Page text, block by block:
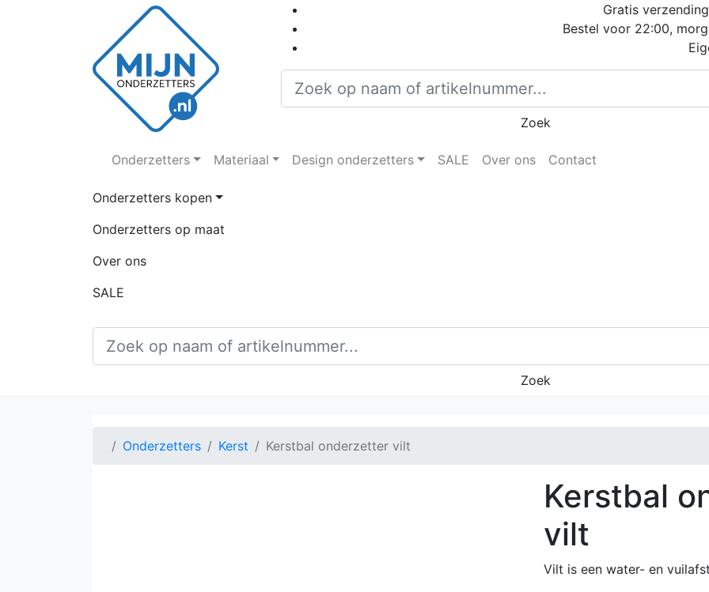
Gratis
Bestel voor 22:00,
Zoek
Onderzetters Materiaal Design onderzetters SALE Over ons Contact
Onderzetters kopen
Onderzetters op maat
Over ons
SALE
Zoek
Onderzetters Kerst Kerstbal onderzetter vilt
Kerstbal
vilt
Vilt is een water- en